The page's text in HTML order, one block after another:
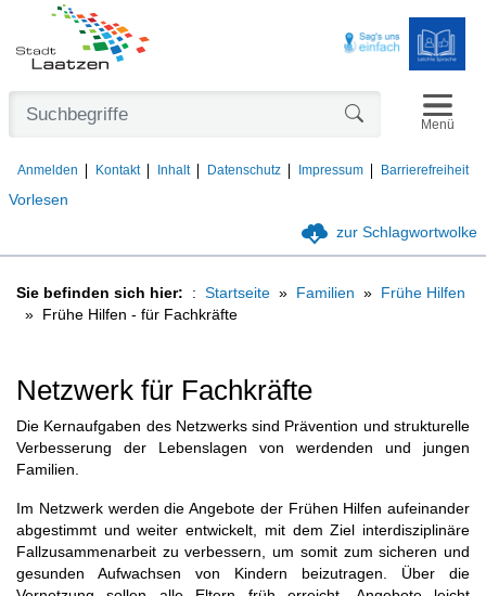
Vorlesen
Anmelden Kontakt Inhalt Datenschutz Impressum Barrierefreiheit
Menü
zur Schlagwortwolke
Sie befinden sich hier: Startseite Familien
Frühe Hilfen
Frühe Hilfen - für Fachkräfte
Netzwerk für Fachkräfte
Die Kernaufgaben des Netzwerks sind Prävention und strukturelle
Verbesserung der Lebenslagen von werdenden und jungen
Familien.
Im Netzwerk werden die Angebote der Frühen Hilfen aufeinander
abgestimmt und weiter entwickelt, mit dem Ziel interdisziplinäre
Fallzusammenarbeit zu verbessern, um somit zum sicheren und
gesunden Aufwachsen von Kindern beizutragen. Über die